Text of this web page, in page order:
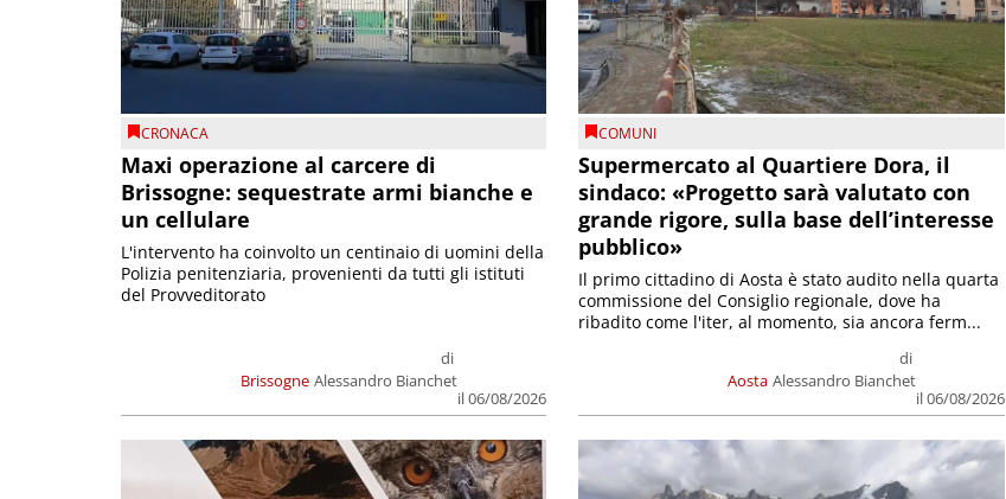
CRONACA
Maxi operazione al carcere di
Brissogne: sequestrate armi bianche e
un cellulare
Brissogne
di
Alessandro Bianchet
il 06/08/2026
L'intervento ha coinvolto un centinaio di uomini della
Polizia penitenziaria, provenienti da tutti gli istituti
del Provveditorato
COMUNI
Supermercato al Quartiere Dora, il
sindaco: «Progetto sarà valutato con
grande rigore, sulla base dell’interesse
pubblico»
Aosta
di
Alessandro Bianchet
il 06/08/2026
Il primo cittadino di Aosta è stato audito nella quarta
commissione del Consiglio regionale, dove ha
ribadito come l'iter, al momento, sia ancora ferm...